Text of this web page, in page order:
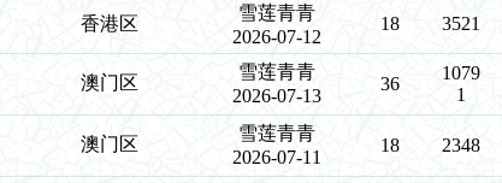
香港区
雪莲青青
2026-07-12
18 3521
澳门区
雪莲青青
2026-07-13
36
1079
1
澳门区
雪莲青青
2026-07-11
18 2348